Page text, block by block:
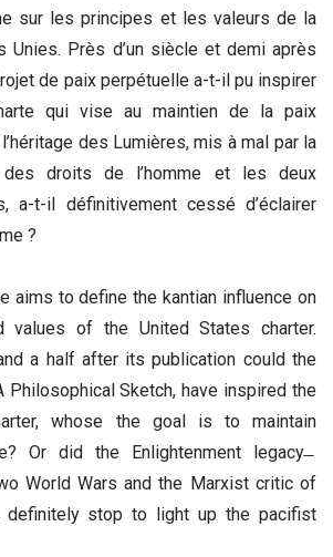
sur les principes et les valeurs de la
Unies. Près d’un siècle et demi après
de paix perpétuelle a-t-il pu inspirer
qui vise au maintien de la paix
des Lumières, mis à mal par la
des droits de l’homme et les deux
a-t-il définitivement cessé d’éclairer
?
aims to define the kantian influence on
values of the United States charter.
a half after its publication could the
Philosophical Sketch, have inspired the
whose the goal is to maintain
Or did the Enlightenment legacy
World Wars and the Marxist critic of
definitely stop to light up the pacifist